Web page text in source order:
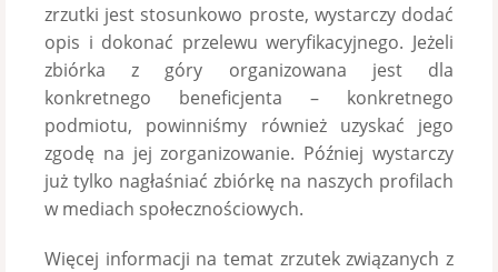
zrzutki jest stosunkowo proste, wystarczy dodać
opis i dokonać przelewu weryfikacyjnego. Jeżeli
zbiórka z góry organizowana jest dla
konkretnego beneficjenta – konkretnego
podmiotu, powinniśmy również uzyskać jego
zgodę na jej zorganizowanie. Później wystarczy
już tylko nagłaśniać zbiórkę na naszych profilach
w mediach społecznościowych.
Więcej informacji na temat zrzutek związanych z